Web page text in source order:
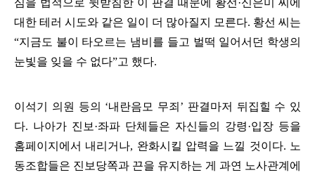
심을 법적으로 뒷받침한 이 판결 때문에 황선 ·신은미 씨에
대한 테러 시도와 같은 일이 더 많아질지 모른다. 황선 씨는
“지금도 불이 타오르는 냄비를 들고 벌떡 일어서던 학생의
눈빛을 잊을 수 없다”고 했다.
이석기 의원 등의 ‘내란음모 무죄 ’ 판결마저 뒤집힐 수 있
다. 나아가 진보 ·좌파 단체들은 자신들의 강령·입장 등을
홈페이지에서 내리거나, 완화시킬 압력을 느낄 것이다. 노
동조합들은 진보당쪽과 끈을 유지하는 게 과연 노사관계에